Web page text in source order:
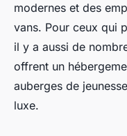
modernes et des
vans. Pour ceux qui
il y a aussi de
offrent un
auberges de
luxe.